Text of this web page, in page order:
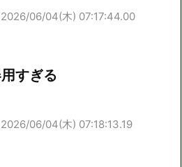
2026/06/04(木) 07:17:44.00
すぎる
2026/06/04(木) 07:18:13.19